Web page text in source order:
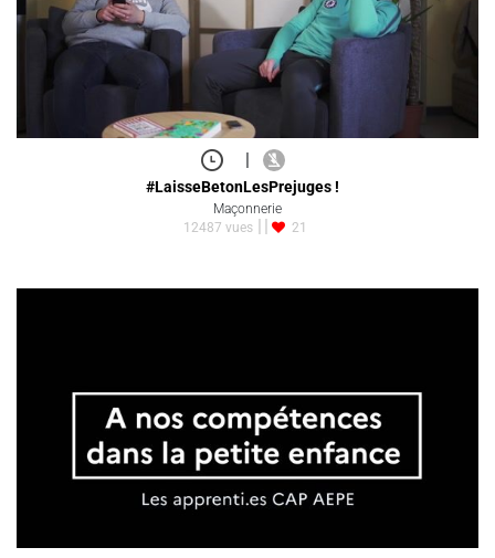
|
#LaisseBetonLesPrejuges !
Maçonnerie
12487 vues
21